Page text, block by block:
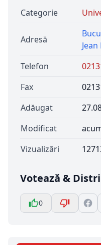
Categorie
Adresă
Telefon
Fax
Adăugat
Modificat
Vizualizări
Votează &
0